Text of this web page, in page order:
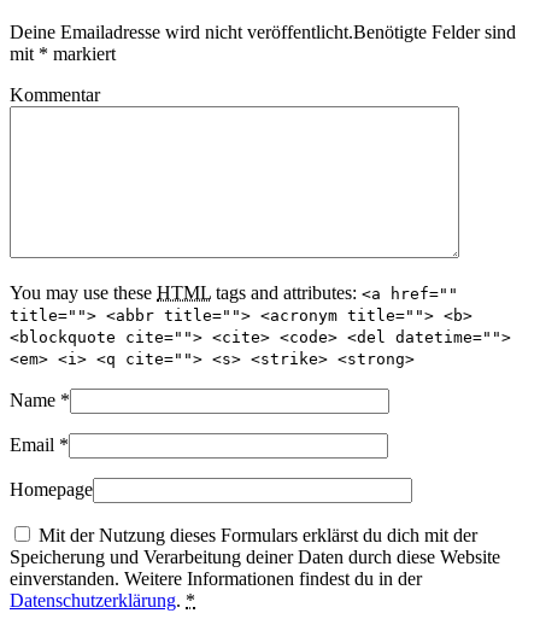
Deine Emailadresse wird nicht veröffentlicht.Benötigte Felder sind
mit * markiert
Kommentar
You may use these HTML tags and attributes: <a href=""
title=""> <abbr title=""> <acronym title=""> <b>
<blockquote cite=""> <cite> <code> <del datetime="">
<em> <i> <q cite=""> <s> <strike> <strong>
Name *
Email *
Homepage
Mit der Nutzung dieses Formulars erklärst du dich mit der
Speicherung und Verarbeitung deiner Daten durch diese Website
einverstanden. Weitere Informationen findest du in der
Datenschutzerklärung. *